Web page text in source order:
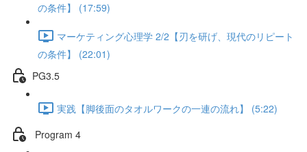
の条件】 (17:59)
マーケティング心理学 2/2【刃を研げ、現代のリピート
の条件】 (22:01)
PG3.5
実践【脚後面のタオルワークの一連の流れ】 (5:22)
Program 4